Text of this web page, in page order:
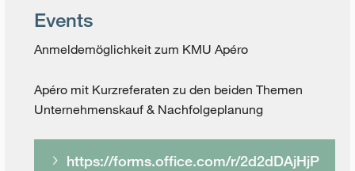
Events
Anmeldemöglichkeit zum KMU Apéro
Apéro mit Kurzreferaten zu den beiden Themen
Unternehmenskauf & Nachfolgeplanung
https://forms.office.com/r/2d2dDAjHjP